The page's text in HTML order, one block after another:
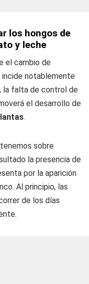
los hongos de
y leche
el cambio de
notablemente
la falta de control de
el desarrollo de
.
sobre
la presencia de
por la aparición
Al principio, las
de los días